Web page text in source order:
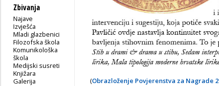
Zbivanja
Najave
Izvješća
Mladi glazbenici
Filozofska škola
Komunikološka
škola
Medijski susreti
Knjižara
Galerija
(Obrazloženje Povjerenstva za Nagrade